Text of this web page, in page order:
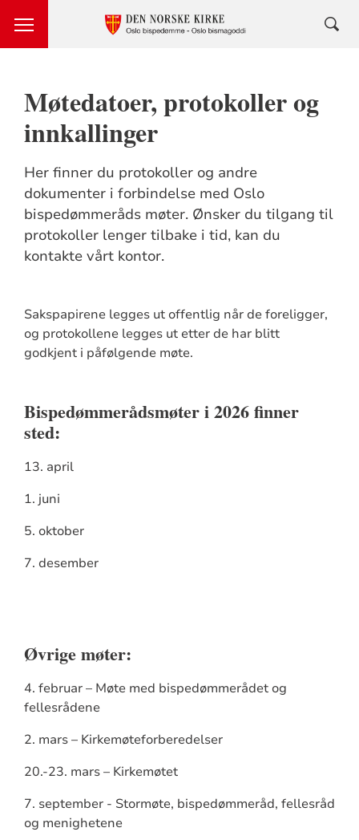
Møtedatoer, protokoller og
innkallinger
Her finner du protokoller og andre
dokumenter i forbindelse med Oslo
bispedømmeråds møter. Ønsker du tilgang til
protokoller lenger tilbake i tid, kan du
kontakte vårt kontor.
Sakspapirene legges ut offentlig når de foreligger,
og protokollene legges ut etter de har blitt
godkjent i påfølgende møte.
Bispedømmerådsmøter i 2026 finner
sted:
13. april
1. juni
5. oktober
7. desember
Øvrige møter:
4. februar – Møte med bispedømmerådet og
fellesrådene
2. mars – Kirkemøteforberedelser
20.-23. mars – Kirkemøtet
7. september - Stormøte, bispedømmeråd, fellesråd
og menighetene